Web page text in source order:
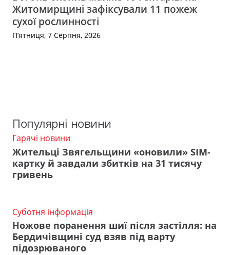
Житомирщині зафіксували 11 пожеж
сухої рослинності
П’ятниця, 7 Серпня, 2026
Популярні новини
Гарячі новини
Жительці Звягельщини «оновили» SIM-
картку й завдали збитків на 31 тисячу
гривень
Суботня інформація
Ножове поранення шиї після застілля: на
Бердичівщині суд взяв під варту
підозрюваного